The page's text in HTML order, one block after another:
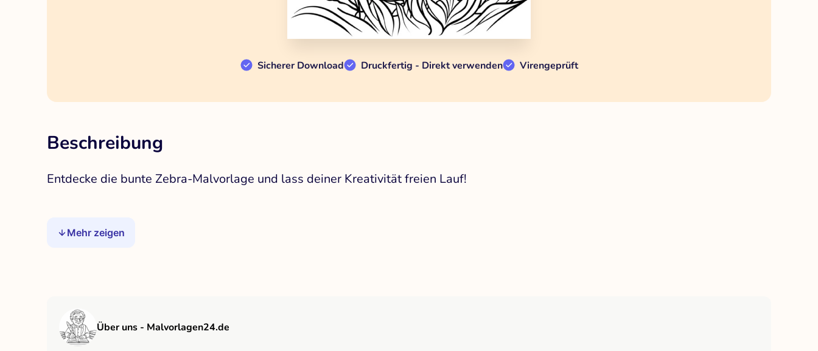
Sicherer Download Druckfertig - Direkt verwenden Virengeprüft
Beschreibung
Entdecke die bunte Zebra-Malvorlage und lass deiner Kreativität freien Lauf!
Mehr zeigen
Über uns - Malvorlagen24.de